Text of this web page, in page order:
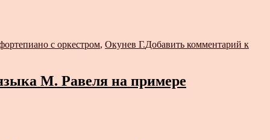
с оркестром, Окунев Г.Добавить комментарий к
М. Равеля на примере